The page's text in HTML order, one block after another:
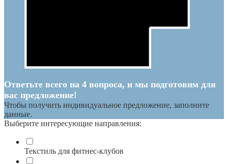
Ответьте всего на 4 вопроса, и мы подготовим для
вас предложение!
Чтобы получить индивидуальное предложение, заполните
данные.
Выберите интересующие направления:
Текстиль для фитнес-клубов